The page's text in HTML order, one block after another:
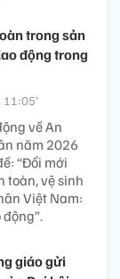
trong sản
động trong
về An
năm 2026
“Đổi mới
toàn, vệ sinh
Việt Nam:
giáo gửi